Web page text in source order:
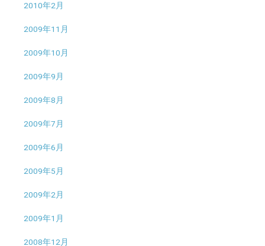
2010年2月
2009年11月
2009年10月
2009年9月
2009年8月
2009年7月
2009年6月
2009年5月
2009年2月
2009年1月
2008年12月